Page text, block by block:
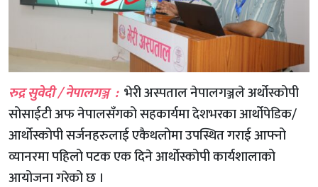
रुद्र सुवेदी / नेपालगञ्ज : भेरी अस्पताल नेपालगञ्जले अर्थोस्कोपी
सोसाईटी अफ नेपालसँगको सहकार्यमा देशभरका आर्थोपेडिक/
आर्थोस्कोपी सर्जनहरुलाई एकैथलोमा उपस्थित गराई आफ्नो
व्यानरमा पहिलो पटक एक दिने आर्थोस्कोपी कार्यशालाको
आयोजना गरेको छ ।